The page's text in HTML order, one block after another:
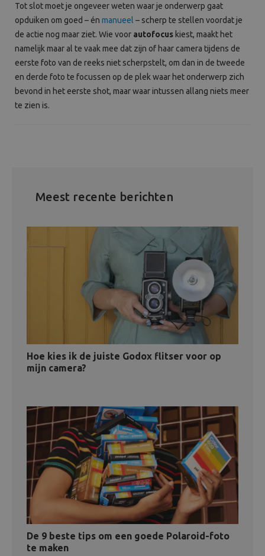
Tot slot moet je ongeveer weten waar je onderwerp gaat
opduiken om goed – én manueel – scherp te stellen voordat je
de actie nog maar ziet. Wie voor autofocus kiest, maakt het
namelijk maar al te vaak mee dat zijn of haar camera tijdens de
eerste foto van de reeks niet scherpstelt, om dan in de tweede
en derde foto te focussen op de plek waar het onderwerp zich
bevond in het eerste shot, maar waar intussen allang niets meer
te zien is.
Meest recente berichten
Hoe kies ik de juiste Godox flitser voor op
mijn camera?
De 9 beste tips om een goede Polaroid-foto
te maken